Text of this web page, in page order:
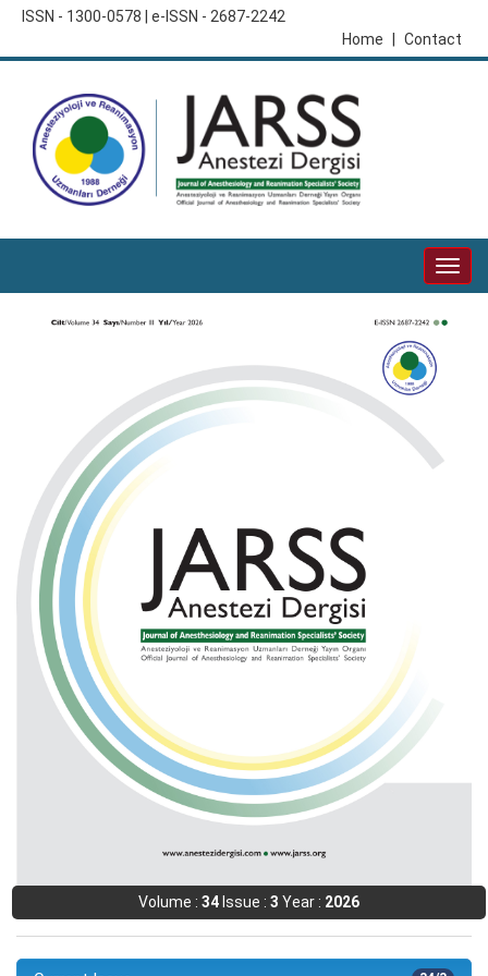
ISSN - 1300-0578 | e-ISSN - 2687-2242
Contact
Home
Volume : 34Issue : 3 Year : 2026